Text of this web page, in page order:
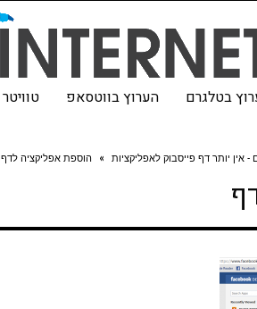
בטלגרם הערוץ בווטסאפ טוויטר
אין יותר דף פייסבוק לאפליקציות » הוספת אפליקציה לדף